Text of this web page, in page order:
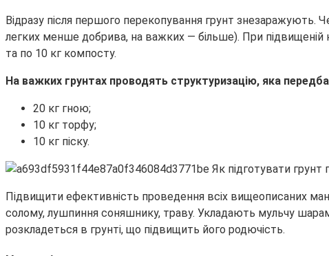
Відразу після першого перекопування грунт
легких менше добрива, на важких — більше). При підвищеній
та по 10 кг компосту.
На важких грунтах проводять структуризацію, яка
20 кг гною;
10 кг торфу;
10 кг піску.
Підвищити ефективність проведення всіх вищеописаних
солому, лушпиння соняшнику, траву. Укладають мульчу
розкладеться в грунті, що підвищить його родючість.